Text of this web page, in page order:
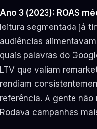
Ano 3 (2023): ROAS
leitura segmentada já
audiências
quais palavras do
LTV que valiam
rendiam
referência. A gente não
Rodava campanhas